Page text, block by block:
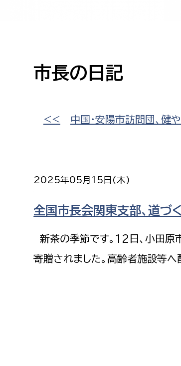
障がい者
ペット
地域安全課
生活援護課
障がい福祉課
保険課
市長の日記
<< 中国・安陽市訪問団、
2025年05月15日(木)
全国市長会関東支部、道づ
新茶の季節です。12日、小田
寄贈されました。高齢者施設等へ